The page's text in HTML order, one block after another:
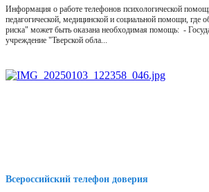
Информация о работе телефонов психологической
педагогической, медицинской и социальной помощи,
риска" может быть оказана необходимая помощь: -
учреждение "Тверской обла...
Всероссийский телефон доверия